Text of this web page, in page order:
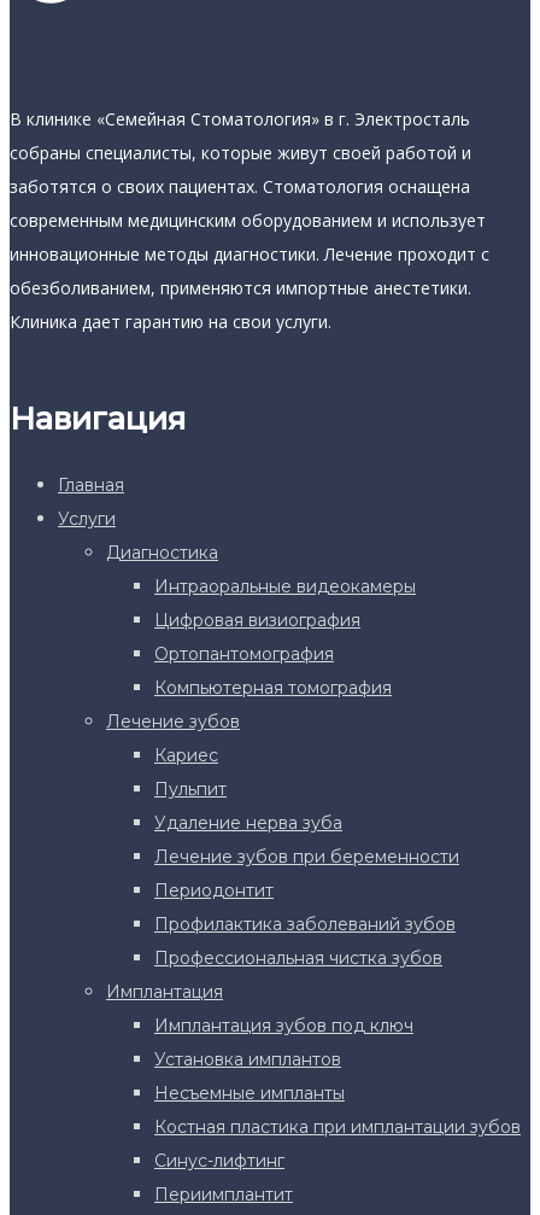
В клинике «Семейная Стоматология» в г. Электросталь
собраны специалисты, которые живут своей работой и
заботятся о своих пациентах. Стоматология оснащена
современным медицинским оборудованием и использует
инновационные методы диагностики. Лечение проходит с
обезболиванием, применяются импортные анестетики.
Клиника дает гарантию на свои услуги.
Навигация
Главная
Услуги
Диагностика
Интраоральные видеокамеры
Цифровая визиография
Ортопантомография
Компьютерная томография
Лечение зубов
Кариес
Пульпит
Удаление нерва зуба
Лечение зубов при беременности
Периодонтит
Профилактика заболеваний зубов
Профессиональная чистка зубов
Имплантация
Имплантация зубов под ключ
Установка имплантов
Несъемные импланты
Костная пластика при имплантации зубов
Синус-лифтинг
Периимплантит